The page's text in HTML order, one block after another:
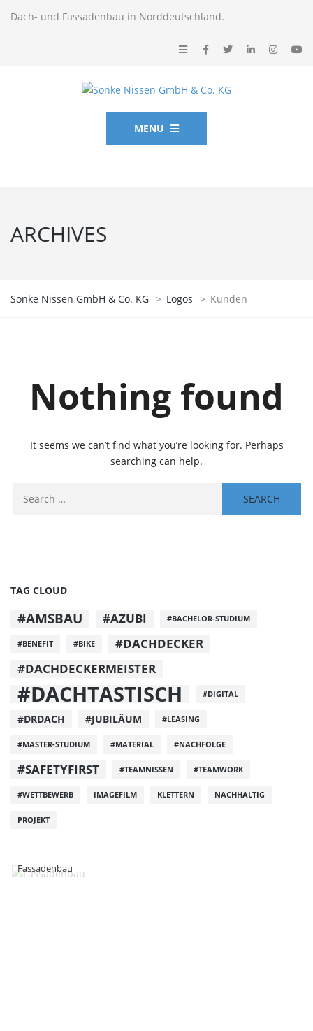
Dach- und Fassadenbau in Norddeutschland.
MENU
ARCHIVES
Sönke Nissen GmbH & Co. KG > Logos > Kunden
Nothing found
It seems we can’t find what you’re looking for. Perhaps
searching can help.
TAG CLOUD
#AMSBAU #AZUBI #BACHELOR-STUDIUM
#BENEFIT #BIKE
#DACHDECKER
#DACHDECKERMEISTER
#DACHTASTISCH #DIGITAL
#DRDACH #JUBILÄUM #LEASING
#MASTER-STUDIUM #MATERIAL #NACHFOLGE
#SAFETYFIRST #TEAMNISSEN #TEAMWORK
#WETTBEWERB IMAGEFILM KLETTERN NACHHALTIG
PROJEKT
Fassadenbau